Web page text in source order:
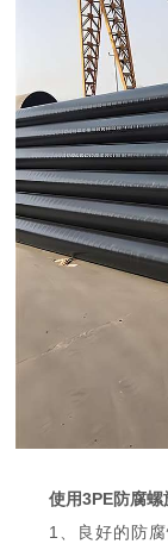
使用3PE防腐
1、良好的防